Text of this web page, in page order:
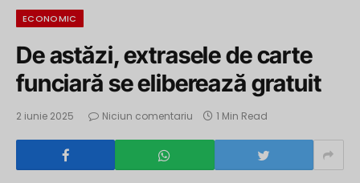
ECONOMIC
De astăzi, extrasele de carte
funciară se eliberează gratuit
2 iunie 2025 Niciun comentariu 1 Min Read